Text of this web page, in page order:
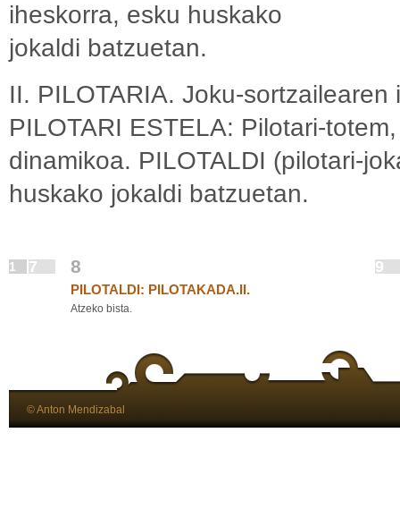
iheskorra, esku huskako
jokaldi batzuetan.
II. PILOTARIA. Joku-
PILOTARI ESTELA: Pilotari-
dinamikoa. PILOTALDI (pilotari-
huskako jokaldi batzuetan.
1 7 8
PILOTALDI: PILOTAKADA.II.
Atzeko bista.
9
© Anton Mendizabal